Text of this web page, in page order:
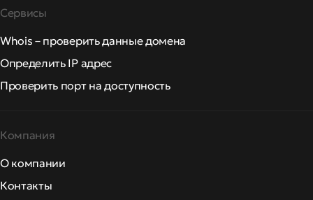
Сервисы
Whois – проверить данные домена
Определить IP адрес
Проверить порт на доступность
Компания
О компании
Контакты